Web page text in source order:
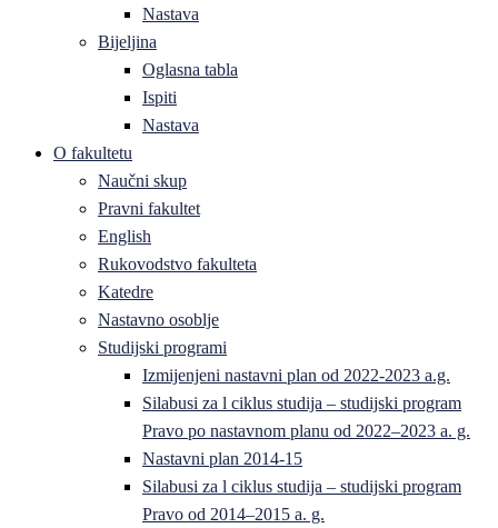
Nastava
Bijeljina
Oglasna tabla
Ispiti
Nastava
O fakultetu
Naučni skup
Pravni fakultet
English
Rukovodstvo fakulteta
Katedre
Nastavno osoblje
Studijski programi
Izmijenjeni nastavni plan od 2022-2023 a.g.
Silabusi za l ciklus studija – studijski program
Pravo po nastavnom planu od 2022–2023 a. g.
Nastavni plan 2014-15
Silabusi za l ciklus studija – studijski program
Pravo od 2014–2015 a. g.